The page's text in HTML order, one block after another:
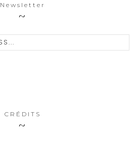
Newsletter
CRÉDITS